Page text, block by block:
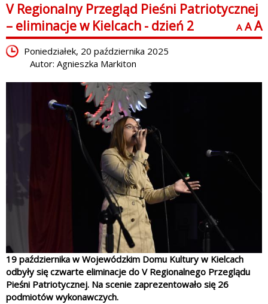
V Regionalny Przegląd Pieśni Patriotycznej
– eliminacje w Kielcach - dzień 2
A A A
Poniedziałek, 20 października 2025
Autor: Agnieszka Markiton
19 października w Wojewódzkim Domu Kultury w Kielcach
odbyły się czwarte eliminacje do V Regionalnego Przeglądu
Pieśni Patriotycznej. Na scenie zaprezentowało się 26
podmiotów wykonawczych.